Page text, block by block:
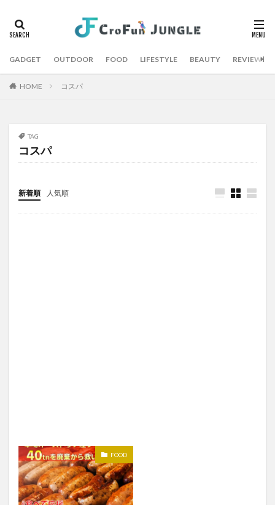
GADGET OUTDOOR FOOD LIFESTYLE BEAUTY REVIEW
HOME コスパ
TAG
コスパ
新着順 人気順
FOOD